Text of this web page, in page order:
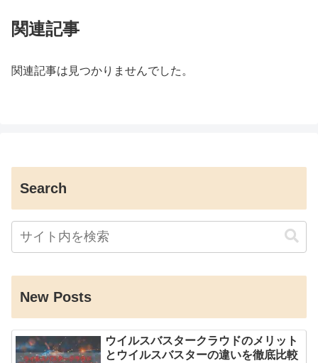
関連記事
関連記事は見つかりませんでした。
Search
New Posts
ウイルスバスタークラウドのメリット
とウイルスバスターの違いを徹底比較